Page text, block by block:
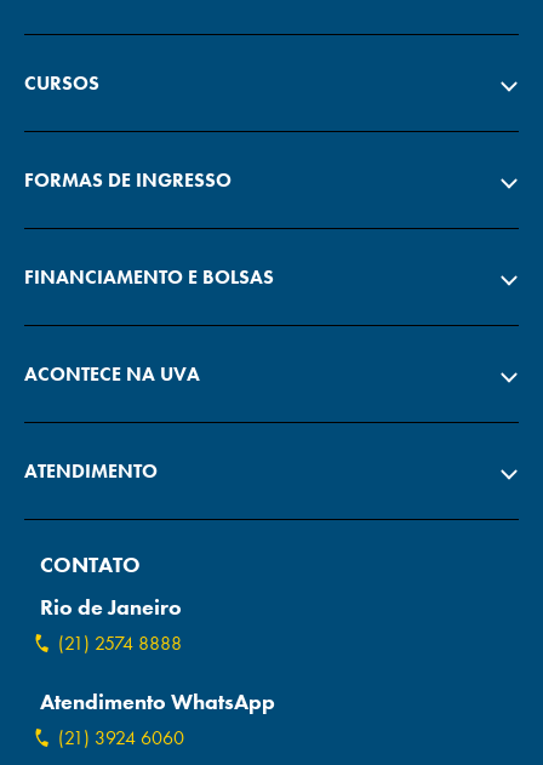
CURSOS
FORMAS DE INGRESSO
FINANCIAMENTO E BOLSAS
ACONTECE NA UVA
ATENDIMENTO
CONTATO
Rio de Janeiro
(21) 2574 8888
Atendimento WhatsApp
(21) 3924 6060